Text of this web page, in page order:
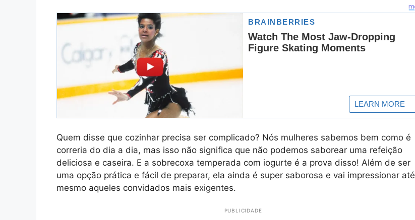
Quem disse que cozinhar precisa ser complicado? Nós mulheres sabemos bem como é
correria do dia a dia, mas isso não significa que não podemos saborear uma refeição
deliciosa e caseira. E a sobrecoxa temperada com iogurte é a prova disso! Além de ser
uma opção prática e fácil de preparar, ela ainda é super saborosa e vai impressionar até
mesmo aqueles convidados mais exigentes.
PUBLICIDADE